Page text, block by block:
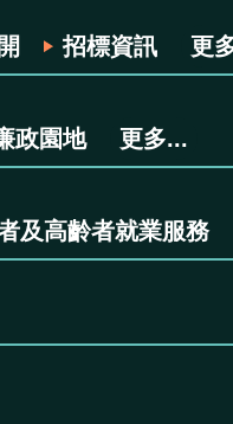
招標資訊 更
政園地 更多...
及高齡者就業服務